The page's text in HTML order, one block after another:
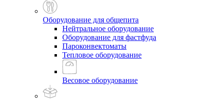
Оборудование для общепита
Нейтральное оборудование
Оборудование для фастфуда
Пароконвектоматы
Тепловое оборудование
Весовое оборудование